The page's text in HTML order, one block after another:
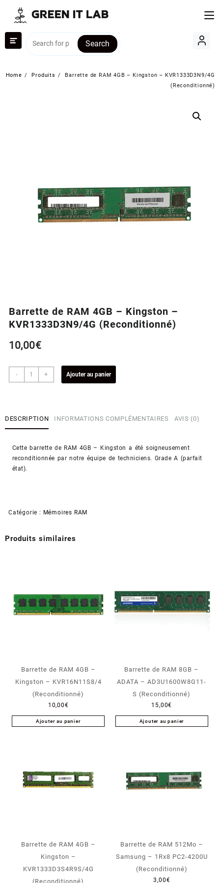
content
Search
Home Produits
Barrette de RAM 4GB – Kingston – KVR1333D3N9/4G
(Reconditionné)
Barrette de RAM 4GB – Kingston –
KVR1333D3N9/4G (Reconditionné)
10,00€
-
quantité
de
Kingston
KVR1333D3N9/4G
+ Ajouter au panier
DESCRIPTION INFORMATIONS COMPLÉMENTAIRES AVIS (0)
Cette barrette de RAM 4GB – Kingston a été soigneusement
reconditionnée par notre équipe de techniciens. Grade A (parfait
état).
Catégorie : Mémoires RAM
Produits similaires
Barrette de RAM 4GB –
Kingston – KVR16N11S8/4
(Reconditionné)
10,00€
Ajouter au panier
Barrette de RAM 8GB –
ADATA – AD3U1600W8G11-
S (Reconditionné)
15,00€
Ajouter au panier
Barrette de RAM 4GB –
Kingston –
KVR1333D3S4R9S/4G
(Reconditionné)
Barrette de RAM 512Mo –
Samsung – 1Rx8 PC2-4200U
(Reconditionné)
3,00€